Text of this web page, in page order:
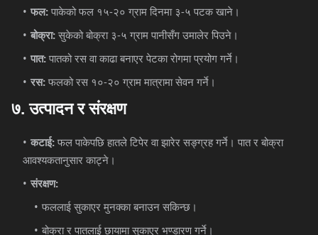
फल: पाकेको फल १५-२० ग्राम दिनमा ३-५ पटक खाने।
बोक्रा: सुकेको बोक्रा ३-५ ग्राम पानीसँग उमालेर पिउने।
पात: पातको रस वा काढा बनाएर पेटका रोगमा प्रयोग गर्ने।
रस: फलको रस १०-२० ग्राम मात्रामा सेवन गर्ने।
७.उत्पादन र संरक्षण
कटाई: फल पाकेपछि हातले टिपेर वा झारेर सङ्ग्रह गर्ने। पात र बोक्रा
आवश्यकतानुसार काट्ने।
संरक्षण:
फललाई सुकाएर मुनक्का बनाउन सकिन्छ।
बोक्रा र पातलाई छायामा सुकाएर भण्डारण गर्ने।